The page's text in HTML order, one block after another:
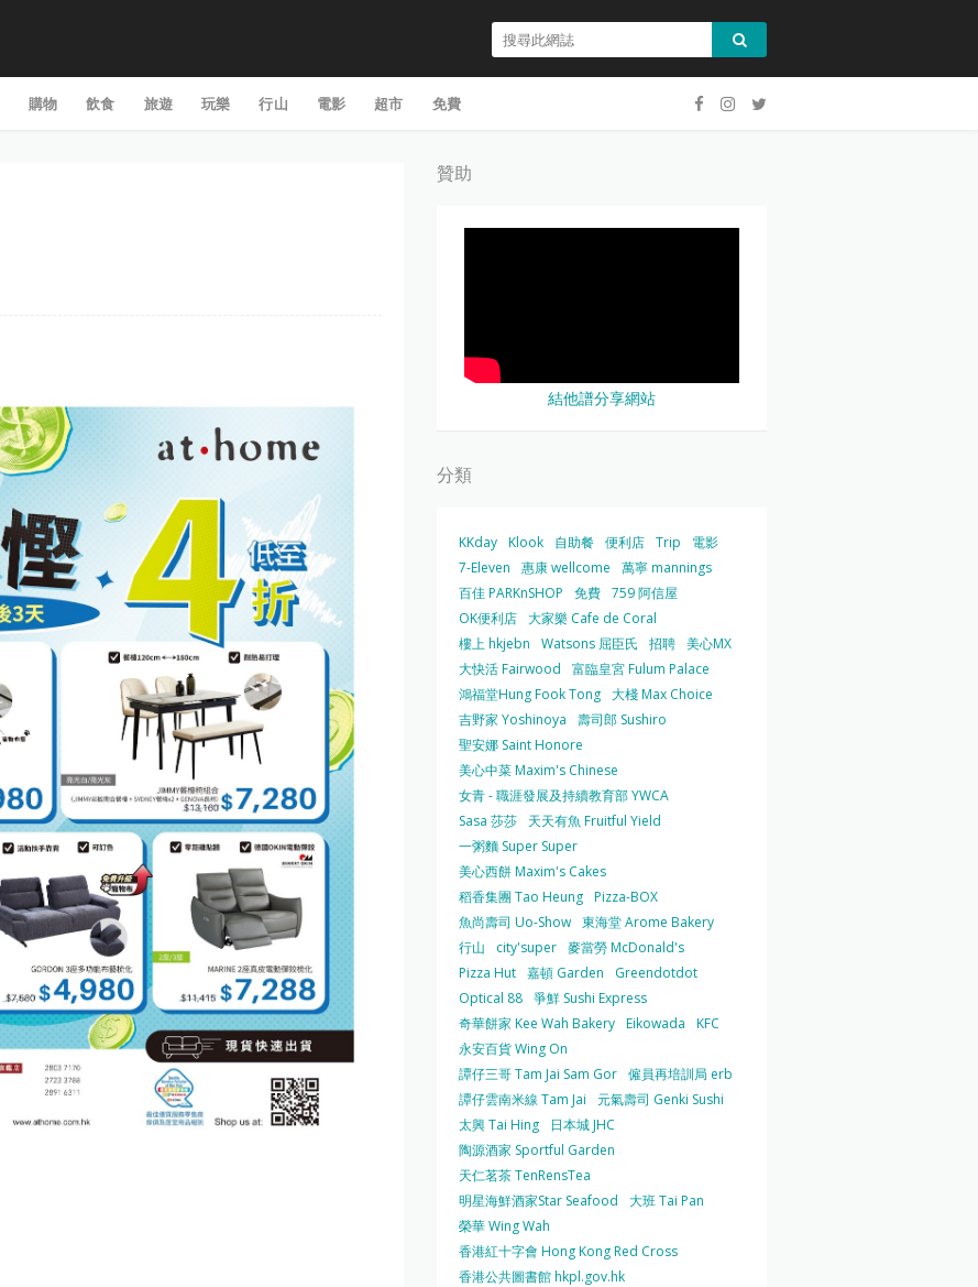
購物 飲食 旅遊 玩樂 行山 電影 超市 免費
贊助
結他譜分享網站
分類
KKday Klook 自助餐 便利店 Trip
電影
7-Eleven
惠康 wellcome
萬寧 mannings
百佳 PARKnSHOP
免費 759 阿信屋
OK便利店 大家樂 Cafe de Coral
樓上 hkjebn
Watsons 屈臣氏 招聘 美心MX
大快活 Fairwood
富臨皇宮 Fulum Palace
鴻福堂Hung Fook Tong 大棧 Max Choice
吉野家 Yoshinoya
壽司郎 Sushiro
聖安娜 Saint Honore
美心中菜 Maxim's Chinese
女青 - 職涯發展及持續教育部 YWCA
Sasa 莎莎
天天有魚 Fruitful Yield
一粥麵 Super Super
美心西餅 Maxim's Cakes
稻香集團 Tao Heung Pizza-BOX
魚尚壽司 Uo-Show 東海堂 Arome Bakery
行山
city'super 麥當勞 McDonald's
Pizza Hut 嘉頓 Garden
Greendotdot
Optical 88 爭鮮 Sushi Express
奇華餅家 Kee Wah Bakery Eikowada
KFC
永安百貨 Wing On
譚仔三哥 Tam Jai Sam Gor 僱員再培訓局 erb
譚仔雲南米線 Tam Jai
元氣壽司 Genki Sushi
太興 Tai Hing
日本城 JHC
陶源酒家 Sportful Garden
天仁茗茶 TenRensTea
明星海鮮酒家Star Seafood
大班 Tai Pan
榮華 Wing Wah
香港紅十字會 Hong Kong Red Cross
香港公共圖書館 hkpl.gov.hk